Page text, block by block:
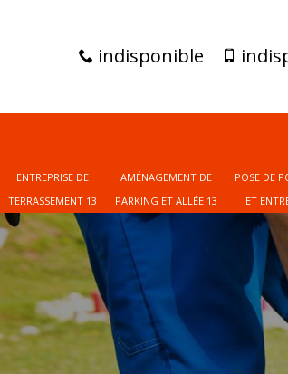
indisponible
ENTREPRISE DE
TERRASSEMENT 13
AMÉNAGEMENT DE
PARKING ET ALLÉE 13
POSE DE
ET